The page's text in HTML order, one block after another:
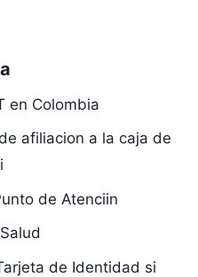
en Colombia
afiliacion a la caja de
de Atenciin
de Identidad si